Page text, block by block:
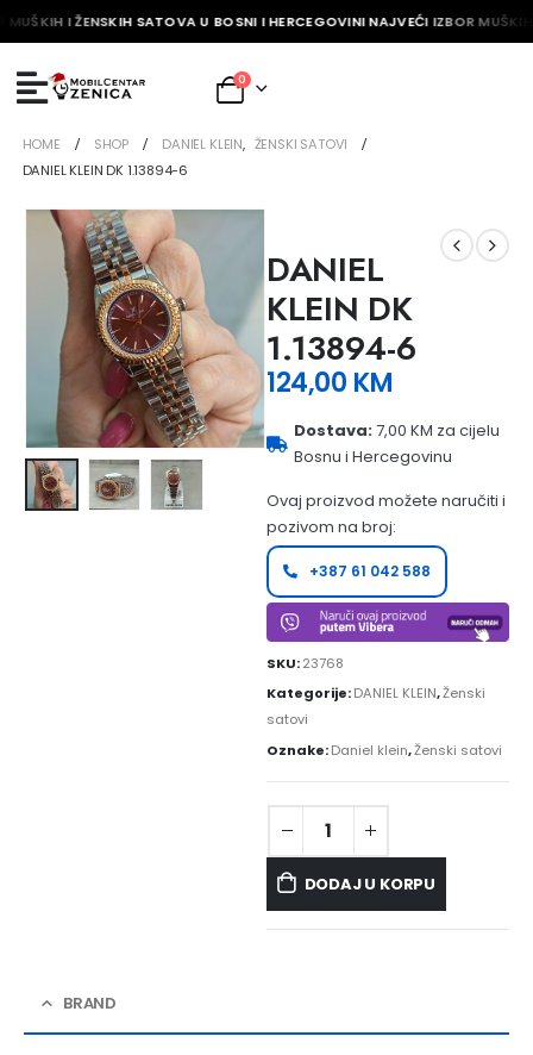
MUŠKIH I ŽENSKIH SATOVA U BOSNI I HERCEGOVINI NAJVEĆI IZBOR
0
HOME SHOP DANIEL KLEIN, ŽENSKI SATOVI
DANIEL KLEIN DK 1.13894-6
DANIEL
KLEIN DK
1.13894-6
124,00 KM
Dostava:7,00 KM za cijelu
Bosnu i Hercegovinu
Ovaj proizvod možete naručiti i
pozivom na broj:
+387 61 042 588
SKU:23768
Kategorije:DANIEL KLEIN,Ženski
satovi
Oznake:Daniel klein,Ženski satovi
DODAJ U KORPU
BRAND